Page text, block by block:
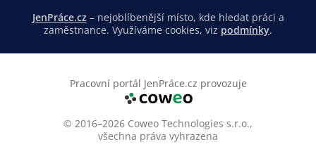
JenPráce.cz – nejoblíbenější místo, kde hledat práci a
zaměstnance. Využíváme cookies, viz podmínky.
Pracovní portál JenPráce.cz provozuje
© 2016–2026 Coweo Technologies s.r.o.,
všechna práva vyhrazena